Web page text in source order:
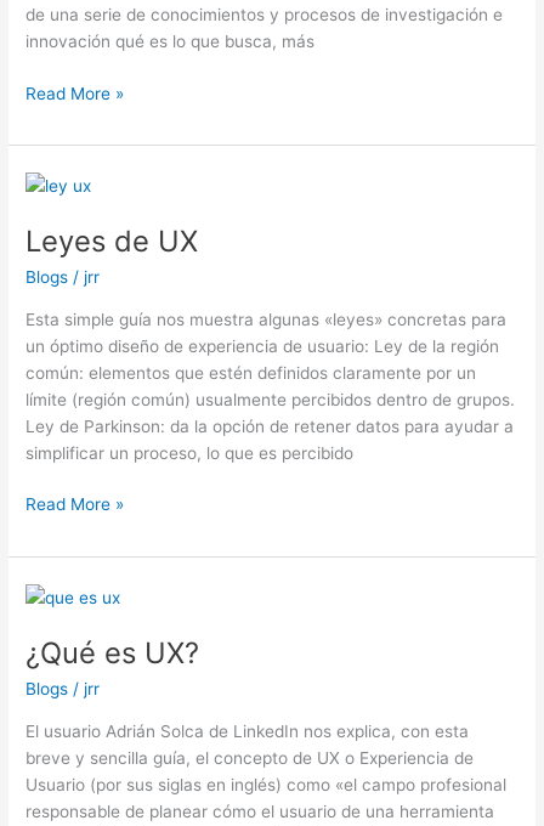
de una serie de conocimientos y procesos de investigación e
innovación qué es lo que busca, más
Read More »
Leyes de UX
Blogs /jrr
Esta simple guía nos muestra algunas «leyes» concretas para
un óptimo diseño de experiencia de usuario: Ley de la región
común: elementos que estén definidos claramente por un
límite (región común) usualmente percibidos dentro de grupos.
Ley de Parkinson: da la opción de retener datos para ayudar a
simplificar un proceso, lo que es percibido
Leyes
UX
Read More »
¿Qué es UX?
Blogs /jrr
El usuario Adrián Solca de LinkedIn nos explica, con esta
breve y sencilla guía, el concepto de UX o Experiencia de
Usuario (por sus siglas en inglés) como «el campo profesional
responsable de planear cómo el usuario de una herramienta
¿Qué
UX?